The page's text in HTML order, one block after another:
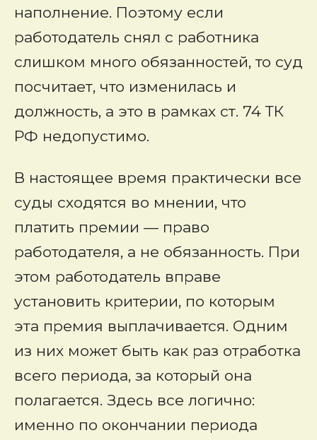
наполнение. Поэтому если
работодатель снял с работника
слишком много обязанностей, то суд
посчитает, что изменилась и
должность, а это в рамках ст. 74 ТК
РФ недопустимо.
В настоящее время практически все
суды сходятся во мнении, что
платить премии — право
работодателя, а не обязанность. При
этом работодатель вправе
установить критерии, по которым
эта премия выплачивается. Одним
из них может быть как раз отработка
всего периода, за который она
полагается. Здесь все логично:
именно по окончании периода